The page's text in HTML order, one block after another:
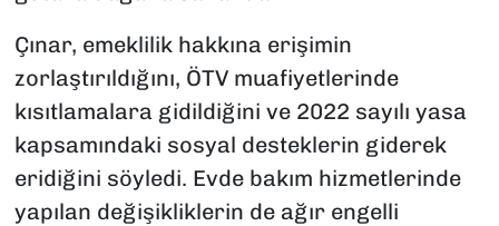
Çınar, emeklilik hakkına erişimin
zorlaştırıldığını, ÖTV muafiyetlerinde
kısıtlamalara gidildiğini ve 2022 sayılı yasa
kapsamındaki sosyal desteklerin giderek
eridiğini söyledi. Evde bakım hizmetlerinde
yapılan değişikliklerin de ağır engelli